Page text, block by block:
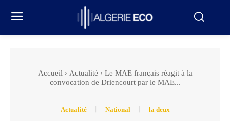
Accueil Actualité
Le MAE français réagit à la
convocation de Driencourt par le MAE...
Actualité National la deux